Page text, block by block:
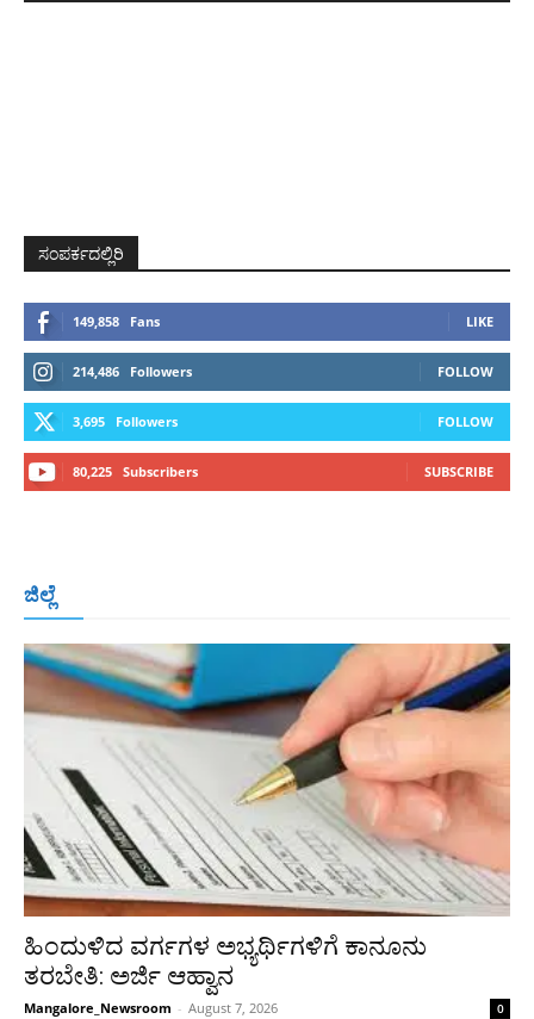
ಸಂಪರ್ಕದಲ್ಲಿರಿ
149,858 Fans LIKE
214,486 Followers FOLLOW
3,695 Followers FOLLOW
80,225 Subscribers SUBSCRIBE
ಜಿಲ್ಲೆ
More
ಹಿಂದುಳಿದ ವರ್ಗಗಳ ಅಭ್ಯರ್ಥಿಗಳಿಗೆ ಕಾನೂನು
ತರಬೇತಿ: ಅರ್ಜಿ ಆಹ್ವಾನ
Mangalore_Newsroom - August 7, 2026 0